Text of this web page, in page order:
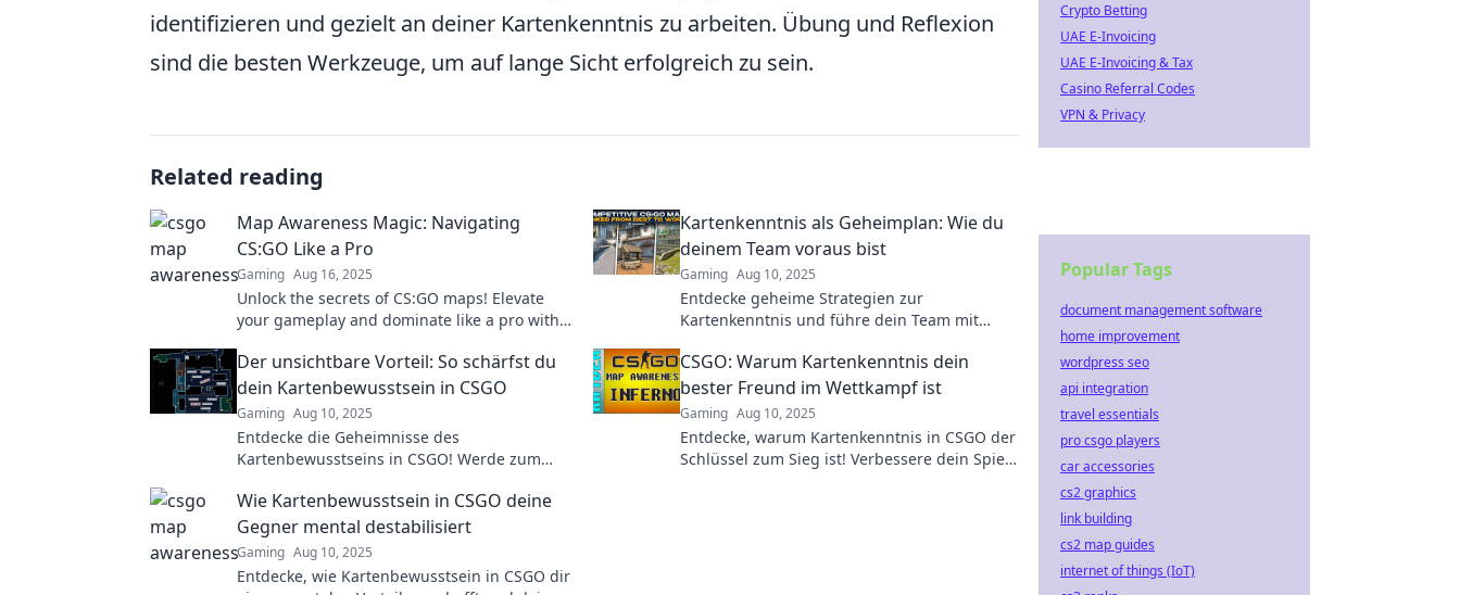
identifizieren und gezielt an deiner Kartenkenntnis zu arbeiten. Übung und Reflexion
sind die besten Werkzeuge, um auf lange Sicht erfolgreich zu sein.
Related reading
Map Awareness Magic: Navigating
CS:GO Like a Pro
Gaming Aug 16, 2025
Unlock the secrets of CS:GO maps! Elevate
your gameplay and dominate like a pro with
Kartenkenntnis als Geheimplan: Wie du
deinem Team voraus bist
Gaming Aug 10, 2025
Entdecke geheime Strategien zur
Kartenkenntnis und führe dein Team mit
Der unsichtbare Vorteil: So schärfst du
dein Kartenbewusstsein in CSGO
Gaming Aug 10, 2025
Entdecke die Geheimnisse des
Kartenbewusstseins in CSGO! Werde zum
unsichtbaren Vorteilen.
CSGO: Warum Kartenkenntnis dein
bester Freund im Wettkampf ist
Gaming Aug 10, 2025
Entdecke, warum Kartenkenntnis in CSGO der
Schlüssel zum Sieg ist! Verbessere dein Spiel
Wie Kartenbewusstsein in CSGO deine
Gegner mental destabilisiert
Gaming Aug 10, 2025
Entdecke, wie Kartenbewusstsein in CSGO dir
Crypto Betting
UAE E-Invoicing
UAE E-Invoicing & Tax
Casino Referral Codes
VPN & Privacy
Popular Tags
document management software
home improvement
wordpress seo
api integration
travel essentials
pro csgo players
car accessories
cs2 graphics
link building
cs2 map guides
internet of things (IoT)